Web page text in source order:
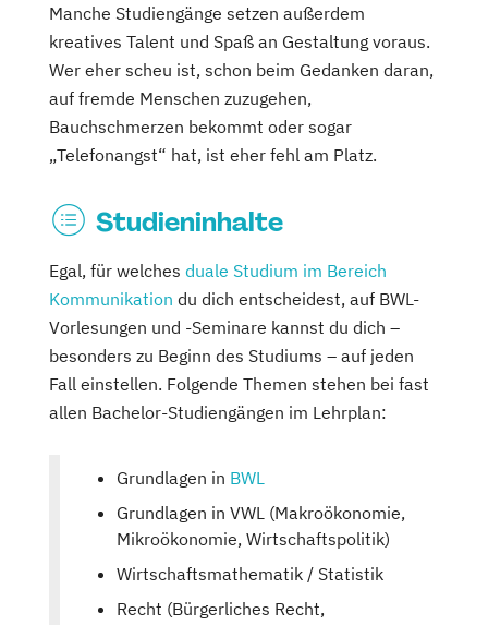
Manche Studiengänge setzen außerdem
kreatives Talent und Spaß an Gestaltung voraus.
Wer eher scheu ist, schon beim Gedanken daran,
auf fremde Menschen zuzugehen,
Bauchschmerzen bekommt oder sogar
„Telefonangst“ hat, ist eher fehl am Platz.
Studieninhalte
Egal, für welches duale Studium im Bereich
Kommunikation du dich entscheidest, auf BWL-
Vorlesungen und -Seminare kannst du dich –
besonders zu Beginn des Studiums – auf jeden
Fall einstellen. Folgende Themen stehen bei fast
allen Bachelor-Studiengängen im Lehrplan:
Grundlagen in BWL
Grundlagen in VWL (Makroökonomie,
Mikroökonomie, Wirtschaftspolitik)
Wirtschaftsmathematik / Statistik
Recht (Bürgerliches Recht,